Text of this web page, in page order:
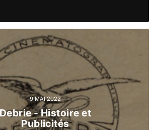
9 MAI 2022
- Histoire et
Publicités